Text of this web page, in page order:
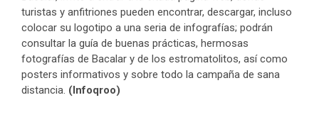
turistas y anfitriones pueden encontrar, descargar, incluso
colocar su logotipo a una seria de infografías; podrán
consultar la guía de buenas prácticas, hermosas
fotografías de Bacalar y de los estromatolitos, así como
posters informativos y sobre todo la campaña de sana
distancia. (Infoqroo)